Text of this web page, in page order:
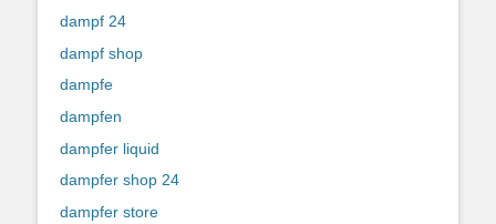
dampf 24
dampf shop
dampfe
dampfen
dampfer liquid
dampfer shop 24
dampfer store